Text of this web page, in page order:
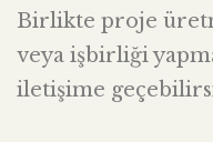
Birlikte proje
veya işbirliği
iletişime